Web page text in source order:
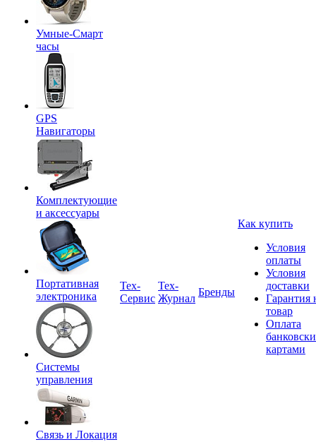
Умные-Смарт
часы
GPS
Навигаторы
Комплектующие
и аксессуары
Портативная
электроника
Системы
управления
Связь и Локация
Tex-
Сервис
Тех-
Журнал
Бренды
Как купить
Условия
оплаты
Условия
доставки
Гарантия
товар
Оплата
картами